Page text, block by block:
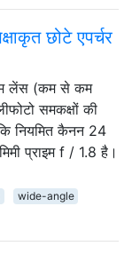
छोटे एपर्चर
लेंस (कम से कम
समकक्षों की
नियमित कैनन 24
प्राइम f / 1.8 है।
wide-angle